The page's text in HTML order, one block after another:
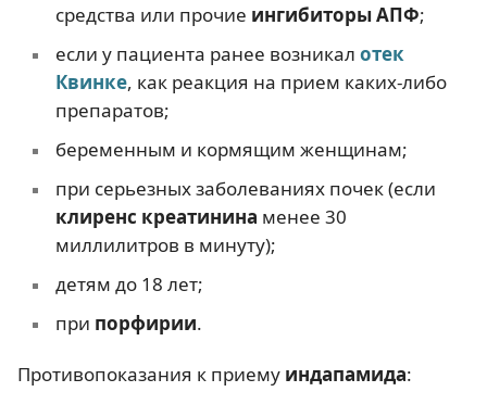
средства или прочие ингибиторы АПФ;
если у пациента ранее возникал отек
Квинке, как реакция на прием каких-либо
препаратов;
беременным и кормящим женщинам;
при серьезных заболеваниях почек (если
клиренс креатинина менее 30
миллилитров в минуту);
детям до 18 лет;
при порфирии.
Противопоказания к приему индапамида: